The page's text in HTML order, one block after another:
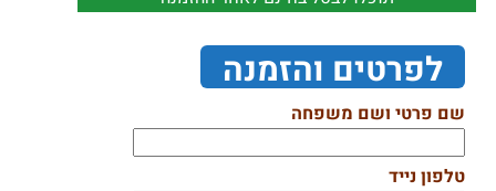
לפרטים והזמנה
שם פרטי ושם משפחה
טלפון נייד